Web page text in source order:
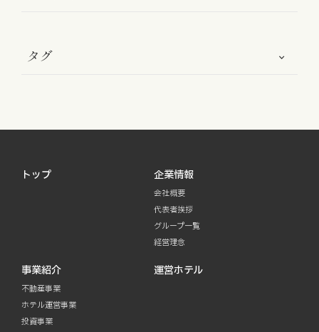
タグ
トップ 企業情報
会社概要
代表者挨拶
グループ一覧
経営理念
事業紹介
不動産事業
ホテル運営事業
投資事業
運営ホテル